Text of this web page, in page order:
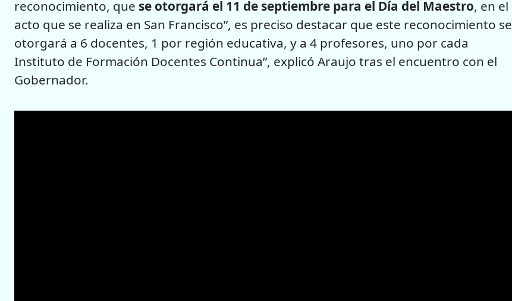
reconocimiento, que se otorgará el 11 de septiembre para el Día del Maestro, en el
acto que se realiza en San Francisco”, es preciso destacar que este reconocimiento se
otorgará a 6 docentes, 1 por región educativa, y a 4 profesores, uno por cada
Instituto de Formación Docentes Continua”, explicó Araujo tras el encuentro con el
Gobernador.